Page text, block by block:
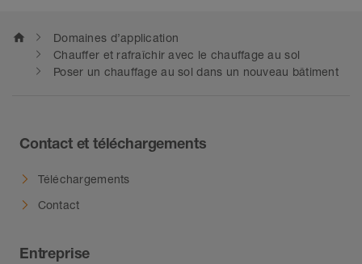
home
Domaines d’application
Chauffer et rafraîchir avec le chauffage au sol
Poser un chauffage au sol dans un nouveau bâtiment
Contact et téléchargements
Téléchargements
Contact
Entreprise